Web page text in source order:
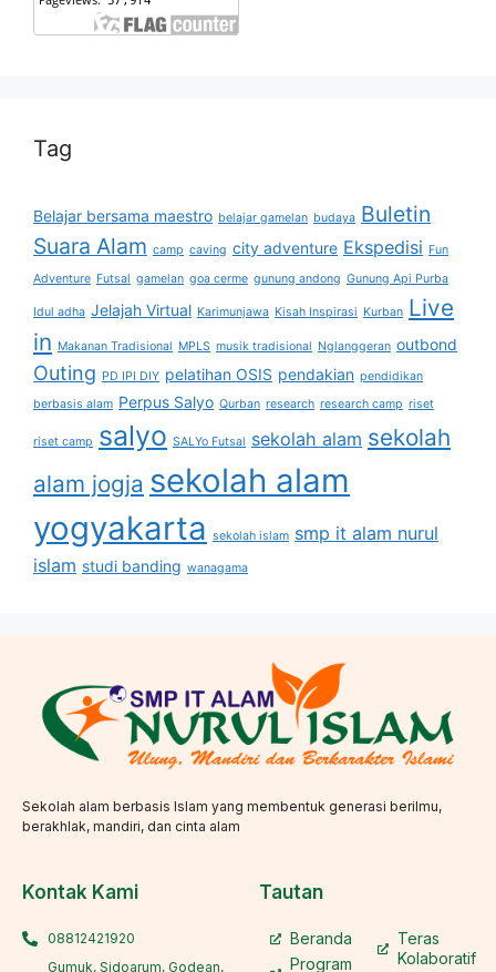
Tag
Belajar bersama maestro belajar gamelan budaya Buletin
Suara Alam camp caving city adventure Ekspedisi Fun
Adventure Futsal gamelan goa cerme gunung andong Gunung Api Purba
Idul adha Jelajah Virtual Karimunjawa Kisah Inspirasi Kurban Live
in Makanan Tradisional MPLS musik tradisional Nglanggeran outbond
Outing PD IPI DIY pelatihan OSIS pendakian pendidikan
berbasis alam Perpus Salyo Qurban research research camp riset
riset camp salyo SALYo Futsal sekolah alam sekolah
alam jogja sekolah alam
yogyakarta sekolah islam smp it alam nurul
islam studi banding wanagama
Sekolah alam berbasis Islam yang membentuk generasi berilmu,
berakhlak, mandiri, dan cinta alam
Kontak Kami
08812421920
Gumuk, Sidoarum, Godean,
Tautan
Beranda
Program
Teras
Kolaboratif